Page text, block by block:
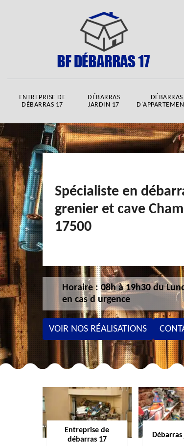
ENTREPRISE DE
DÉBARRAS 17
DÉBARRAS
JARDIN 17
DÉBARRAS
Spécialiste en
grenier et cave
17500
Horaire : 08h à 19h30 du
en cas d urgence
VOIR NOS RÉALISATIONS
Entreprise de
débarras 17